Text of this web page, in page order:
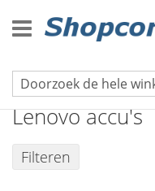
naar
de
Mobiele telefoon accu's
Lenovo accu's
Filteren